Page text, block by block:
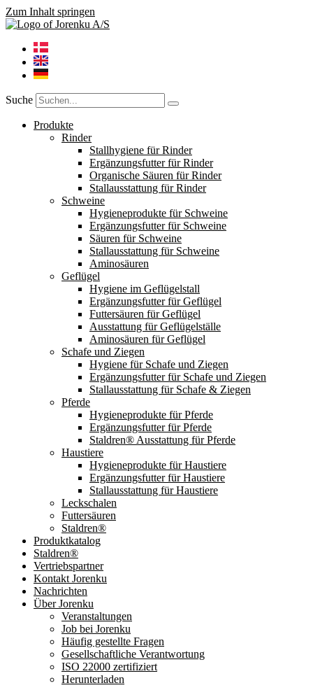
Zum Inhalt springen
Suche
Produkte
Rinder
Stallhygiene für Rinder
Ergänzungsfutter für Rinder
Organische Säuren für Rinder
Stallausstattung für Rinder
Schweine
Hygieneprodukte für Schweine
Ergänzungsfutter für Schweine
Säuren für Schweine
Stallausstattung für Schweine
Aminosäuren
Geflügel
Hygiene im Geflügelstall
Ergänzungsfutter für Geflügel
Futtersäuren für Geflügel
Ausstattung für Geflügelställe
Aminosäuren für Geflügel
Schafe und Ziegen
Hygiene für Schafe und Ziegen
Ergänzungsfutter für Schafe und Ziegen
Stallausstattung für Schafe & Ziegen
Pferde
Hygieneprodukte für Pferde
Ergänzungsfutter für Pferde
Staldren® Ausstattung für Pferde
Haustiere
Hygieneprodukte für Haustiere
Ergänzungsfutter für Haustiere
Stallausstattung für Haustiere
Leckschalen
Futtersäuren
Staldren®
Produktkatalog
Staldren®
Vertriebspartner
Kontakt Jorenku
Nachrichten
Über Jorenku
Veranstaltungen
Job bei Jorenku
Häufig gestellte Fragen
Gesellschaftliche Verantwortung
ISO 22000 zertifiziert
Herunterladen